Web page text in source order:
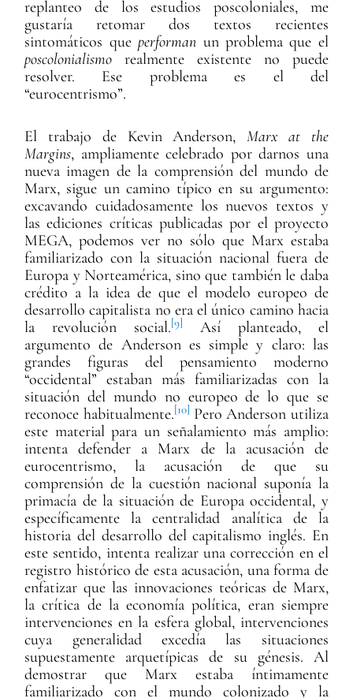
replanteo de los estudios poscoloniales, me
gustaría retomar dos textos recientes
sintomáticos queperforman un problema que el
poscolonialismorealmente existente no puede
resolver. Ese problema es el del
“eurocentrismo”.
El trabajo de Kevin Anderson,Marx at the
Margins, ampliamente celebrado por darnos una
nueva imagen de la comprensión del mundo de
Marx, sigue un camino típico en su argumento:
excavando cuidadosamente los nuevos textos y
las ediciones críticas publicadas por el proyecto
MEGA, podemos ver no sólo que Marx estaba
familiarizado con la situación nacional fuera de
Europa y Norteamérica, sino que también le daba
crédito a la idea de que el modelo europeo de
desarrollo capitalista no era el único camino hacia
la revolución social.[9]
Así planteado, el
argumento de Anderson es simple y claro: las
grandes figuras del pensamiento moderno
“occidental” estaban más familiarizadas con la
situación del mundo no europeo de lo que se
reconoce habitualmente.[10] Pero Anderson utiliza
este material para un señalamiento más amplio:
intenta defender a Marx de la acusación de
eurocentrismo, la acusación de que su
comprensión de la cuestión nacional suponía la
primacía de la situación de Europa occidental, y
específicamente la centralidad analítica de la
historia del desarrollo del capitalismo inglés. En
este sentido, intenta realizar una corrección en el
registro histórico de esta acusación, una forma de
enfatizar que las innovaciones teóricas de Marx,
la crítica de la economía política, eran siempre
intervenciones en la esfera global, intervenciones
cuya generalidad excedía las situaciones
supuestamente arquetípicas de su génesis. Al
demostrar que Marx estaba íntimamente
familiarizado con el mundo colonizado y la